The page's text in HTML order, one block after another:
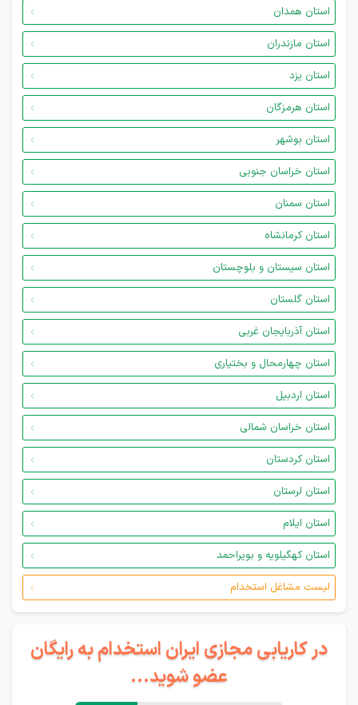
استان همدان
استان مازندران
استان یزد
استان هرمزگان
استان بوشهر
استان خراسان جنوبی
استان سمنان
استان کرمانشاه
استان سیستان و بلوچستان
استان گلستان
استان آذربایجان غربی
استان چهارمحال و بختیاری
استان اردبیل
استان خراسان شمالی
استان کردستان
استان لرستان
استان ایلام
استان کهگیلویه و بویراحمد
لیست مشاغل استخدام
در کاریابی مجازی ایران استخدام به رایگان
عضو شوید...